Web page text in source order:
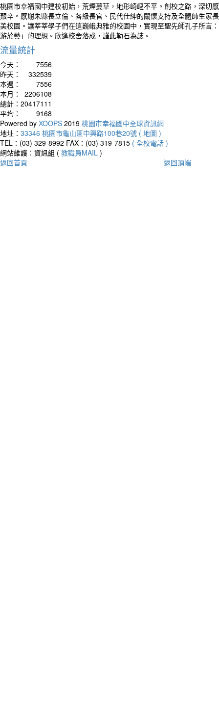
桃園市幸福國中建校初始，荒煙蔓草，地形崎嶇不平。創校之路，深切
艱辛。感謝朱縣長立倫、各級長官、民代仕紳的關懷支持及全體師生家
美校園。讓莘莘學子們在這巍峨典雅的校園中，實現至聖先師孔子所言
游於藝」的理想。欣逢校舍落成，謹此勒石為誌。
流量統計
今天：
7556
昨天：
332539
本週：
7556
本月：
2206108
總計： 20417111
平均：
9168
Powered by XOOPS 2019 桃園市幸福國中全球資訊網
地址： 33346 桃園市龜山區中興路100巷20號 ( 地圖 )
TEL：(03) 329-8992 FAX：(03) 319-7815 ( 全校電話 )
網站維護：資訊組 ( 教職員MAIL )
返回首頁
返回頂端